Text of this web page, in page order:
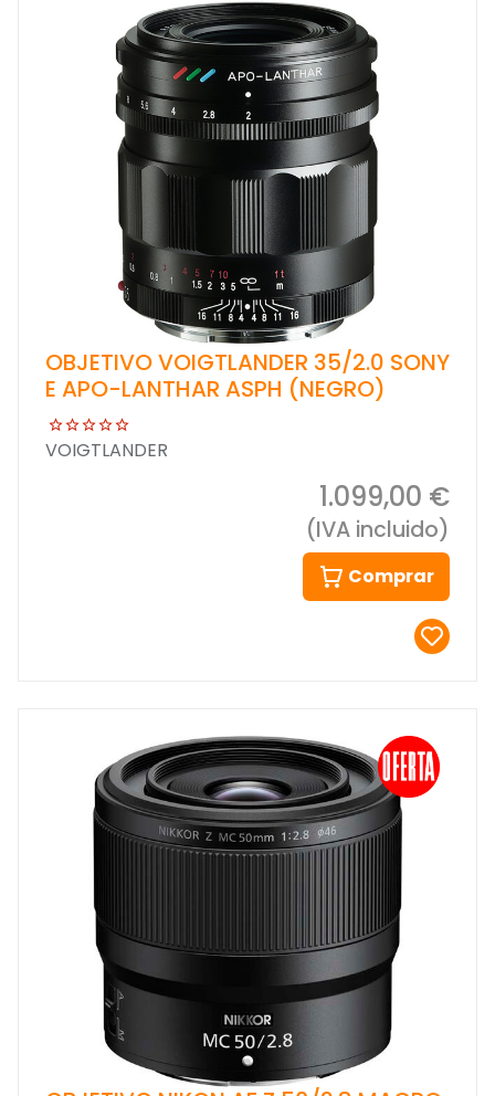
OBJETIVO VOIGTLANDER 35/2.0 SONY
E APO-LANTHAR ASPH (NEGRO)
VOIGTLANDER
1.099,00 €
(IVA incluido)
Comprar